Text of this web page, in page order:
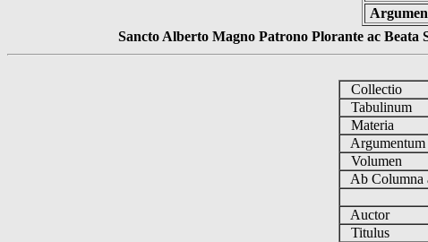
Sancto Alberto Magno Patrono Plorante ac
Collectio
Tabulinum
Materia
Argumentum
Volumen
Ab Columna
Auctor
Titulus